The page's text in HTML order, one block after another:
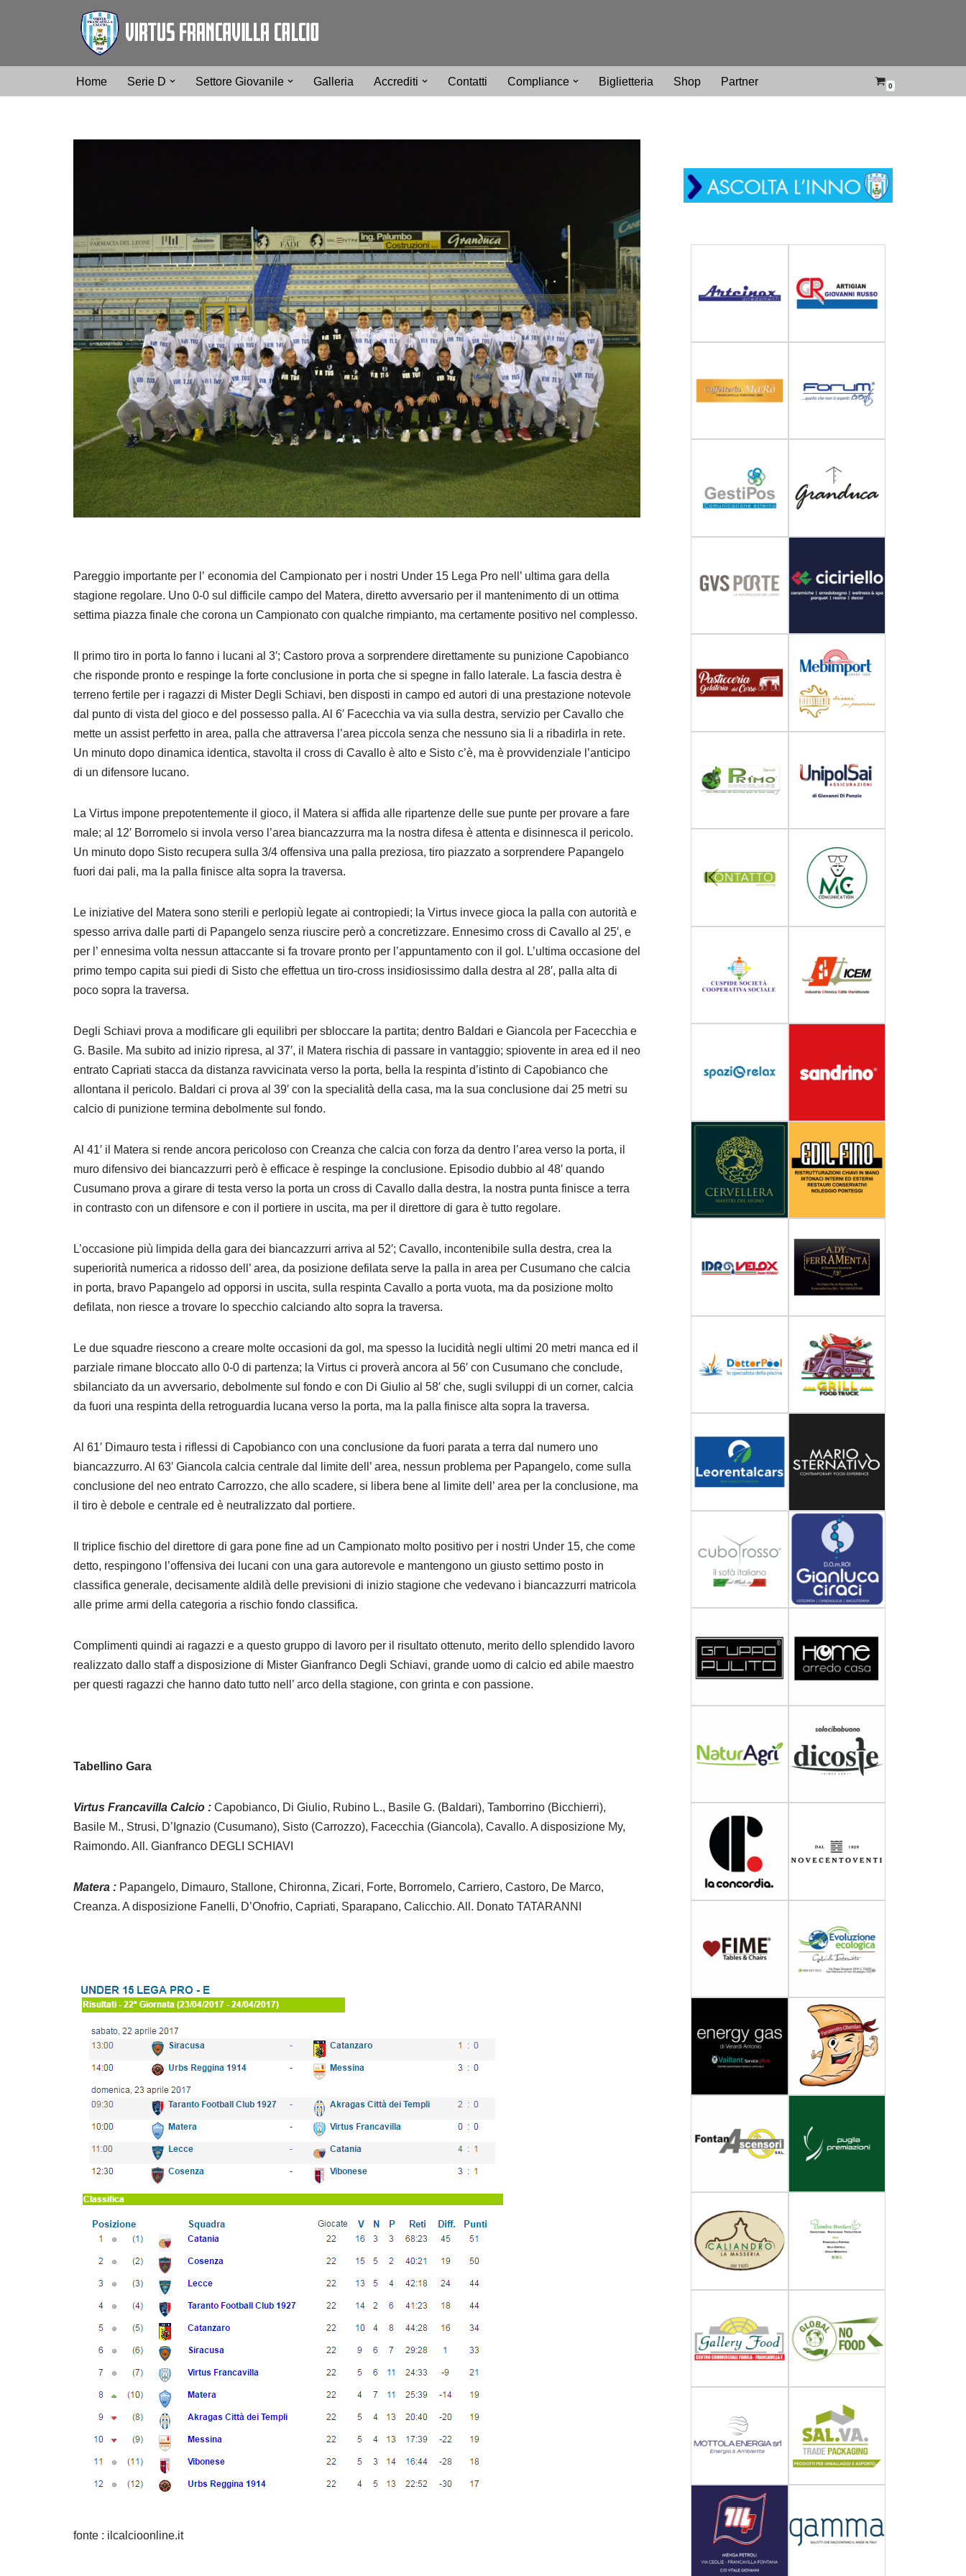
Home Serie D Settore Giovanile Galleria Accrediti Contatti Compliance Biglietteria Shop Partner 0
Pareggio importante per l’ economia del Campionato per i nostri Under 15 Lega Pro nell’ ultima gara della
stagione regolare. Uno 0-0 sul difficile campo del Matera, diretto avversario per il mantenimento di un ottima
settima piazza finale che corona un Campionato con qualche rimpianto, ma certamente positivo nel complesso.
Il primo tiro in porta lo fanno i lucani al 3′; Castoro prova a sorprendere direttamente su punizione Capobianco
che risponde pronto e respinge la forte conclusione in porta che si spegne in fallo laterale. La fascia destra è
terreno fertile per i ragazzi di Mister Degli Schiavi, ben disposti in campo ed autori di una prestazione notevole
dal punto di vista del gioco e del possesso palla. Al 6′ Facecchia va via sulla destra, servizio per Cavallo che
mette un assist perfetto in area, palla che attraversa l’area piccola senza che nessuno sia li a ribadirla in rete.
Un minuto dopo dinamica identica, stavolta il cross di Cavallo è alto e Sisto c’è, ma è provvidenziale l’anticipo
di un difensore lucano.
La Virtus impone prepotentemente il gioco, il Matera si affida alle ripartenze delle sue punte per provare a fare
male; al 12′ Borromelo si invola verso l’area biancazzurra ma la nostra difesa è attenta e disinnesca il pericolo.
Un minuto dopo Sisto recupera sulla 3/4 offensiva una palla preziosa, tiro piazzato a sorprendere Papangelo
fuori dai pali, ma la palla finisce alta sopra la traversa.
Le iniziative del Matera sono sterili e perlopiù legate ai contropiedi; la Virtus invece gioca la palla con autorità e
spesso arriva dalle parti di Papangelo senza riuscire però a concretizzare. Ennesimo cross di Cavallo al 25′, e
per l’ ennesima volta nessun attaccante si fa trovare pronto per l’appuntamento con il gol. L’ultima occasione del
primo tempo capita sui piedi di Sisto che effettua un tiro-cross insidiosissimo dalla destra al 28′, palla alta di
poco sopra la traversa.
Degli Schiavi prova a modificare gli equilibri per sbloccare la partita; dentro Baldari e Giancola per Facecchia e
G. Basile. Ma subito ad inizio ripresa, al 37′, il Matera rischia di passare in vantaggio; spiovente in area ed il neo
entrato Capriati stacca da distanza ravvicinata verso la porta, bella la respinta d’istinto di Capobianco che
allontana il pericolo. Baldari ci prova al 39′ con la specialità della casa, ma la sua conclusione dai 25 metri su
calcio di punizione termina debolmente sul fondo.
Al 41′ il Matera si rende ancora pericoloso con Creanza che calcia con forza da dentro l’area verso la porta, il
muro difensivo dei biancazzurri però è efficace è respinge la conclusione. Episodio dubbio al 48′ quando
Cusumano prova a girare di testa verso la porta un cross di Cavallo dalla destra, la nostra punta finisce a terra
in contrasto con un difensore e con il portiere in uscita, ma per il direttore di gara è tutto regolare.
L’occasione più limpida della gara dei biancazzurri arriva al 52′; Cavallo, incontenibile sulla destra, crea la
superiorità numerica a ridosso dell’ area, da posizione defilata serve la palla in area per Cusumano che calcia
in porta, bravo Papangelo ad opporsi in uscita, sulla respinta Cavallo a porta vuota, ma da posizione molto
defilata, non riesce a trovare lo specchio calciando alto sopra la traversa.
Le due squadre riescono a creare molte occasioni da gol, ma spesso la lucidità negli ultimi 20 metri manca ed il
parziale rimane bloccato allo 0-0 di partenza; la Virtus ci proverà ancora al 56′ con Cusumano che conclude,
sbilanciato da un avversario, debolmente sul fondo e con Di Giulio al 58′ che, sugli sviluppi di un corner, calcia
da fuori una respinta della retroguardia lucana verso la porta, ma la palla finisce alta sopra la traversa.
Al 61′ Dimauro testa i riflessi di Capobianco con una conclusione da fuori parata a terra dal numero uno
biancazzurro. Al 63′ Giancola calcia centrale dal limite dell’ area, nessun problema per Papangelo, come sulla
conclusione del neo entrato Carrozzo, che allo scadere, si libera bene al limite dell’ area per la conclusione, ma
il tiro è debole e centrale ed è neutralizzato dal portiere.
Il triplice fischio del direttore di gara pone fine ad un Campionato molto positivo per i nostri Under 15, che come
detto, respingono l’offensiva dei lucani con una gara autorevole e mantengono un giusto settimo posto in
classifica generale, decisamente aldilà delle previsioni di inizio stagione che vedevano i biancazzurri matricola
alle prime armi della categoria a rischio fondo classifica.
Complimenti quindi ai ragazzi e a questo gruppo di lavoro per il risultato ottenuto, merito dello splendido lavoro
realizzato dallo staff a disposizione di Mister Gianfranco Degli Schiavi, grande uomo di calcio ed abile maestro
per questi ragazzi che hanno dato tutto nell’ arco della stagione, con grinta e con passione.
Tabellino Gara
Virtus Francavilla Calcio : Capobianco, Di Giulio, Rubino L., Basile G. (Baldari), Tamborrino (Bicchierri),
Basile M., Strusi, D’Ignazio (Cusumano), Sisto (Carrozzo), Facecchia (Giancola), Cavallo. A disposizione My,
Raimondo. All. Gianfranco DEGLI SCHIAVI
Matera : Papangelo, Dimauro, Stallone, Chironna, Zicari, Forte, Borromelo, Carriero, Castoro, De Marco,
Creanza. A disposizione Fanelli, D’Onofrio, Capriati, Sparapano, Calicchio. All. Donato TATARANNI
fonte : ilcalcioonline.it